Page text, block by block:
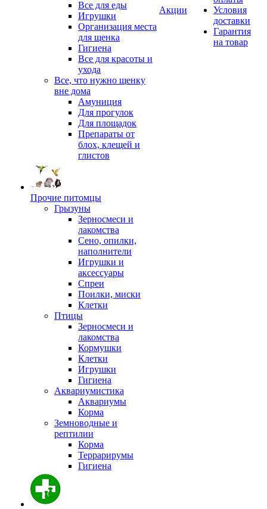
Все для еды
Игрушки
Организация места
для щенка
Гигиена
Все для красоты и
ухода
Все, что нужно щенку
вне дома
Амуниция
Для прогулок
Для площадок
Препараты от
блох, клещей и
глистов
Прочие питомцы
Грызуны
Зерносмеси и
лакомства
Сено, опилки,
наполнители
Игрушки и
аксессуары
Спреи
Поилки, миски
Клетки
Птицы
Зерносмеси и
лакомства
Кормушки
Клетки
Игрушки
Гигиена
Аквариумистика
Аквариумы
Корма
Земноводные и
рептилии
Корма
Террарирумы
Гигиена
Акции
Условия
доставки
Гарантия
на товар